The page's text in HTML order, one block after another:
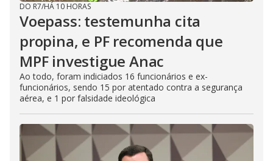
DO R7/HÁ 10 HORAS
Voepass: testemunha cita
propina, e PF recomenda que
MPF investigue Anac
Ao todo, foram indiciados 16 funcionários e ex-
funcionários, sendo 15 por atentado contra a segurança
aérea, e 1 por falsidade ideológica